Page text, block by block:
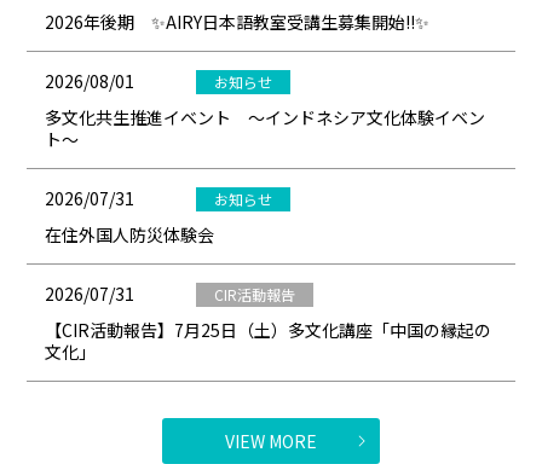
2026年後期 ✨AIRY日本語教室受講生募集開始!!✨
2026/08/01 お知らせ
多文化共生推進イベント ～インドネシア文化体験イベン
ト～
2026/07/31 お知らせ
在住外国人防災体験会
2026/07/31 CIR活動報告
【CIR活動報告】7月25日（土）多文化講座「中国の縁起の
文化」
VIEW MORE